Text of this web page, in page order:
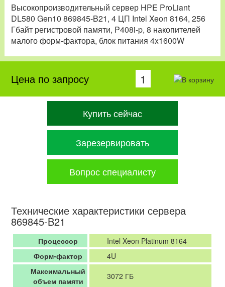
Высокопроизводительный сервер HPE ProLiant
DL580 Gen10 869845-B21, 4 ЦП Intel Xeon 8164, 256
Гбайт регистровой памяти, P408i-p, 8 накопителей
малого форм-фактора, блок питания 4x1600W
Цена по запросу
Купить сейчас
Зарезервировать
Вопрос специалисту
Технические характеристики сервера
869845-B21
Процессор
Intel Xeon Platinum 8164
Форм-фактор
4U
Максимальный
объем памяти
3072 ГБ